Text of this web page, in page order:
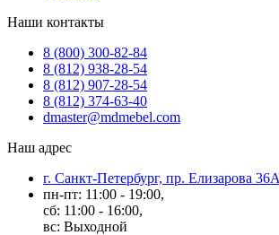
Наши контакты
8 (800) 300-82-84
8 (812) 938-28-54
8 (812) 907-28-54
8 (812) 374-63-40
dmaster@mdmebel.com
Наш адрес
г. Санкт-Петербург, пр. Елизарова
пн-пт: 11:00 - 19:00,
сб: 11:00 - 16:00,
вс: Выходной